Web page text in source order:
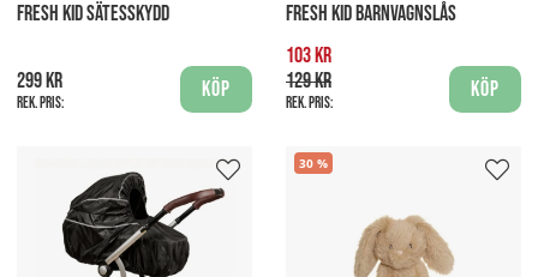
FRESH KID SÄTESSKYDD
299 kr
Rek. pris:
Köp
FRESH KID BARNVAGNSLÅS
103 kr
129 kr
Rek. pris:
Köp
30